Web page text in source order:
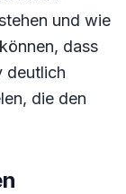
und wie
dass
deutlich
die den